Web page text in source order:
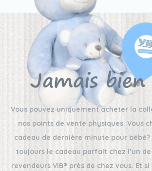
Jamais
Vous pouvez uniquement acheter la
nos points de vente physiques. Vous
cadeau de dernière minute pour
toujours le cadeau parfait chez l’un
revendeurs VIB® près de chez vous. Et